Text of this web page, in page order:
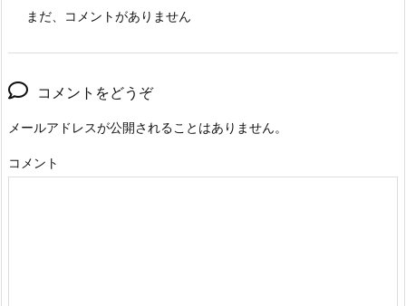
まだ、コメントがありません
コメントをどうぞ
メールアドレスが公開されることはありません。
コメント